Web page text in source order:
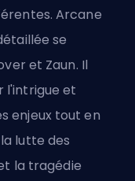
Arcane
se
et Zaun. Il
l'intrigue et
enjeux tout en
lutte des
la tragédie